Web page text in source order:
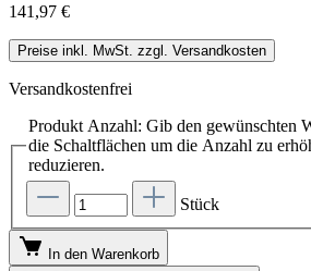
141,97 €
Preise inkl. MwSt. zzgl. Versandkosten
Versandkostenfrei
Produkt Anzahl: Gib den gewünschten
die Schaltflächen um die Anzahl zu
reduzieren.
Stück
In den Warenkorb